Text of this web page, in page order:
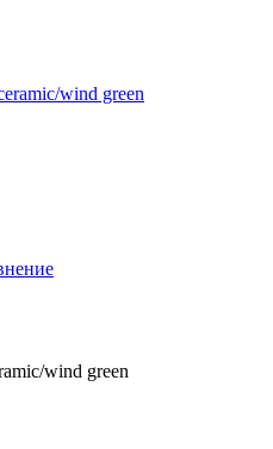
wind green
wind green